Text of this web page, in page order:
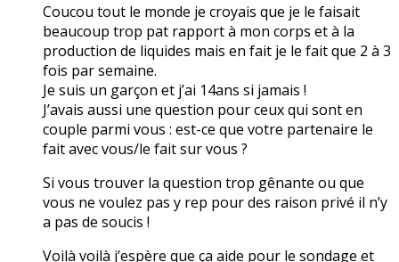
Coucou tout le monde je croyais que je le faisait
beaucoup trop pat rapport à mon corps et à la
production de liquides mais en fait je le fait que 2 à 3
fois par semaine.
Je suis un garçon et j’ai 14ans si jamais !
J’avais aussi une question pour ceux qui sont en
couple parmi vous : est-ce que votre partenaire le
fait avec vous/le fait sur vous ?
Si vous trouver la question trop gênante ou que
vous ne voulez pas y rep pour des raison privé il n’y
a pas de soucis !
Voilà voilà j’espère que ça aide pour le sondage et